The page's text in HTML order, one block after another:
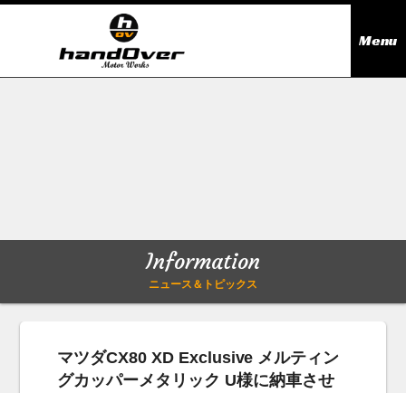
Menu
Company outline
会社概要
アクセス
Information
ニュース＆トピックス
マツダCX80 XD Exclusive メルティン
グカッパーメタリック U様に納車させ